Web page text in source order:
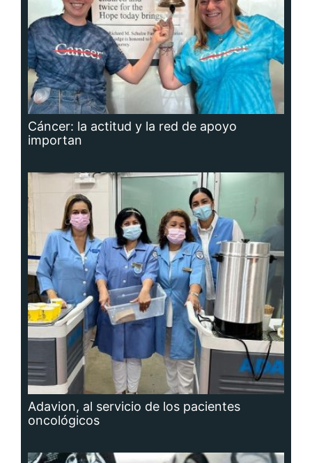
Cáncer: la actitud y la red de apoyo
importan
Adavion, al servicio de los pacientes
oncológicos